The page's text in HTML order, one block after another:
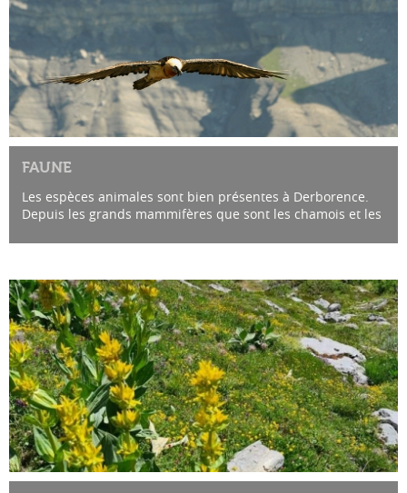
FAUNE
Les espèces animales sont bien présentes à Derborence.
Depuis les grands mammifères que sont les chamois et les